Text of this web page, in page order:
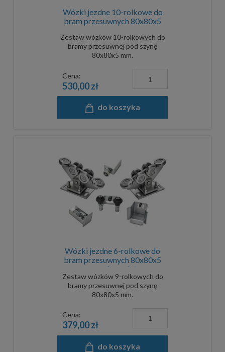
Wózki jezdne 10-rolkowe do
bram przesuwnych 80x80x5
Zestaw wózków 10-rolkowych do
bramy przesuwnej pod szynę
80x80x5 mm.
Cena:
530,00 zł
do koszyka
Wózki jezdne 6-rolkowe do
bram przesuwnych 80x80x5
mm - komplet
Zestaw wózków 9-rolkowych do
bramy przesuwnej pod szynę
80x80x5 mm.
Cena:
379,00 zł
do koszyka